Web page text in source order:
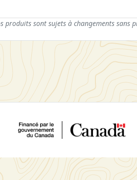
produits sont sujets à changements sans